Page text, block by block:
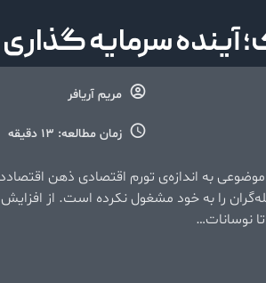
آینده سرمایه‌ گذاری
مریم آریافر
زمان مطالعه: 13 دقیقه
به اندازه‌ی تورم اقتصادی ذهن
را به خود مشغول نکرده است. از افزایش
نوسانات…